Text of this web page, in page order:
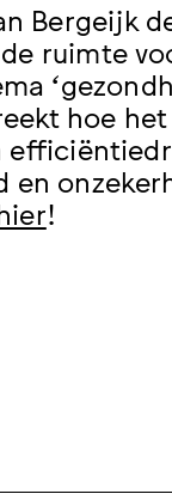
Bergeijk
ruimte
hoe
en
!